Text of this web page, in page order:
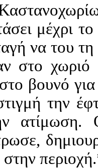
μέχρι
να του
στο χωριό
βουνό
την
ατίμωση.
στην